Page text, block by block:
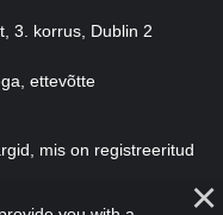
3. korrus, Dublin 2
ettevõtte
mis on registreeritud